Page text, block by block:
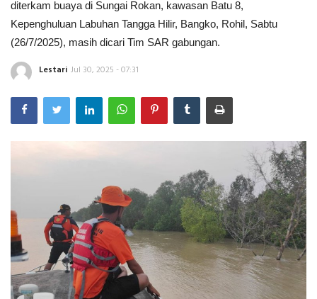
EKSBIS
PSPS PEKANBARU
LIFESTYLE
INDEKS
HEALTHY
diterkam buaya di Sungai Rokan, kawasan Batu 8,
Kepenghuluan Labuhan Tangga Hilir, Bangko, Rohil, Sabtu
(26/7/2025), masih dicari Tim SAR gabungan.
Lestari Jul 30, 2025 - 07:31